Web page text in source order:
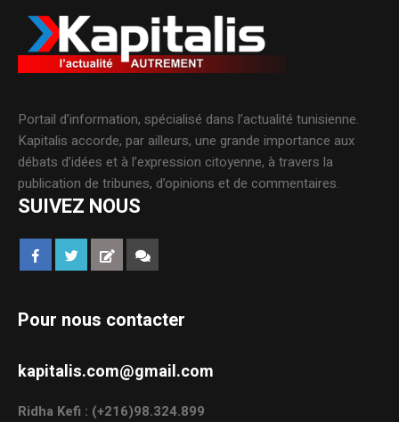
Portail d’information, spécialisé dans l’actualité tunisienne.
Kapitalis accorde, par ailleurs, une grande importance aux
débats d’idées et à l’expression citoyenne, à travers la
publication de tribunes, d’opinions et de commentaires.
SUIVEZ NOUS
Pour nous contacter
kapitalis.com@gmail.com
Ridha Kefi : (+216)98.324.899